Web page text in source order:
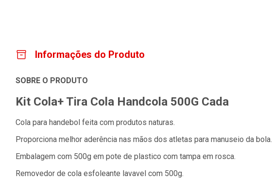
Informações do Produto
SOBRE O PRODUTO
Kit Cola+ Tira Cola Handcola 500G Cada
Cola para handebol feita com produtos naturas.
Proporciona melhor aderência nas mãos dos atletas para manuseio da bola.
Embalagem com 500g em pote de plastico com tampa em rosca.
Removedor de cola esfoleante lavavel com 500g.